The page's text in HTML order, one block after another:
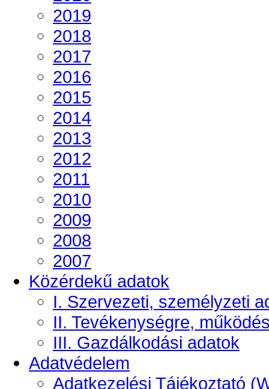
2019
2018
2017
2016
2015
2014
2013
2012
2011
2010
2009
2008
2007
Közérdekű adatok
I. Szervezeti, személyzeti
II. Tevékenységre,
III. Gazdálkodási adatok
Adatvédelem
Adatkezelési Tájékoztató